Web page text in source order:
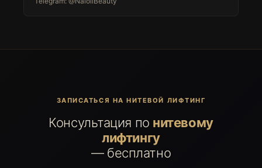
ЗАПИСАТЬСЯ НА НИТЕВОЙ ЛИФТИНГ
Консультация по нитевому
лифтингу
— бесплатно
119285, Город Москва, вн.тер. г.
от 23.04.2026
Политика конфиденциальности
Разработка и дизайн сайта